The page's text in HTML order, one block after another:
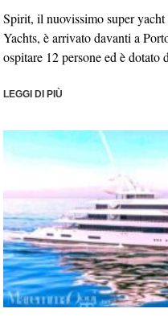
Spirit, il nuovissimo super
Yachts, è arrivato davanti a
ospitare 12 persone ed è
LEGGI DI PIÙ